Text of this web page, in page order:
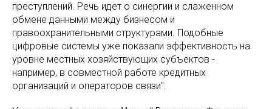
преступлений. Речь идет о синергии и слаженном
обмене данными между бизнесом и
правоохранительными структурами. Подобные
цифровые системы уже показали эффективность на
уровне местных хозяйствующих субъектов -
например, в совместной работе кредитных
организаций и операторов связи".